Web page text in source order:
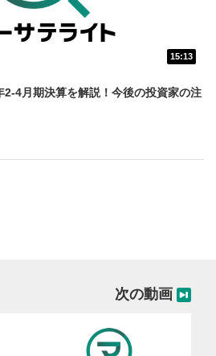
ックすると、動画を再生または
停止します。
す。再生したい位置をクリック
画が再生されます。
15:13
2-4月期決算を解説！今後の投資家の注
次の動画